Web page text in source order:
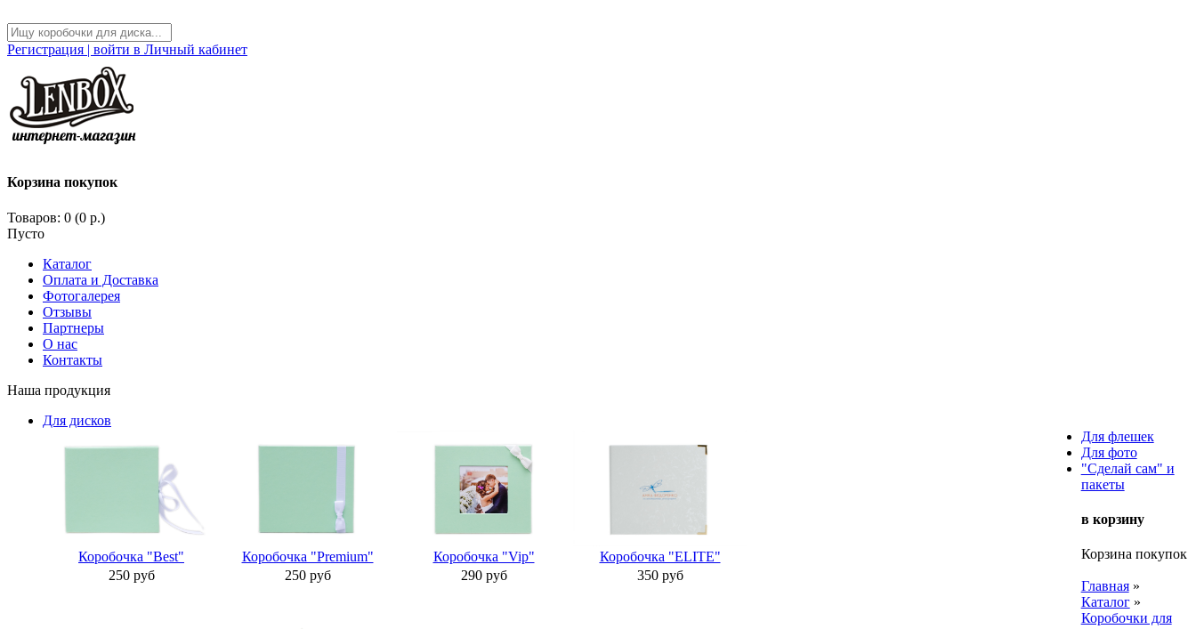
Регистрация | войти в Личный кабинет
Корзина покупок
Товаров: 0 (0 р.)
Пусто
Каталог
Оплата и Доставка
Фотогалерея
Отзывы
Партнеры
О нас
Контакты
Наша продукция
Для дисков
Коробочка "Best" Коробочка "Premium" Коробочка "Vip"
Коробочка "ELITE"
250 руб
250 руб 290 руб 350 руб
Для флешек
Для фото
"Сделай сам" и
пакеты
в корзину
Корзина покупок
Главная»
Каталог»
Коробочки для